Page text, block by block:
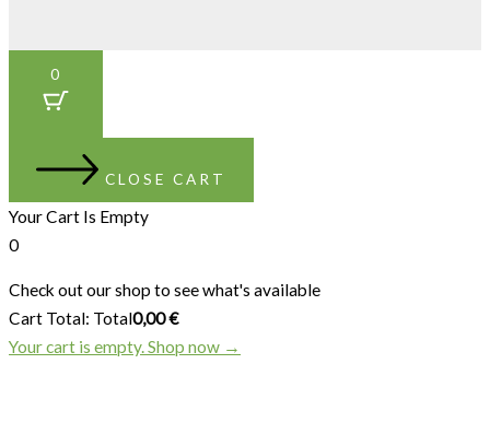
0
CLOSE CART
Your Cart Is Empty
0
Check out our shop to see what's available
Cart Total: Total0,00€
Your cart is empty. Shop now →